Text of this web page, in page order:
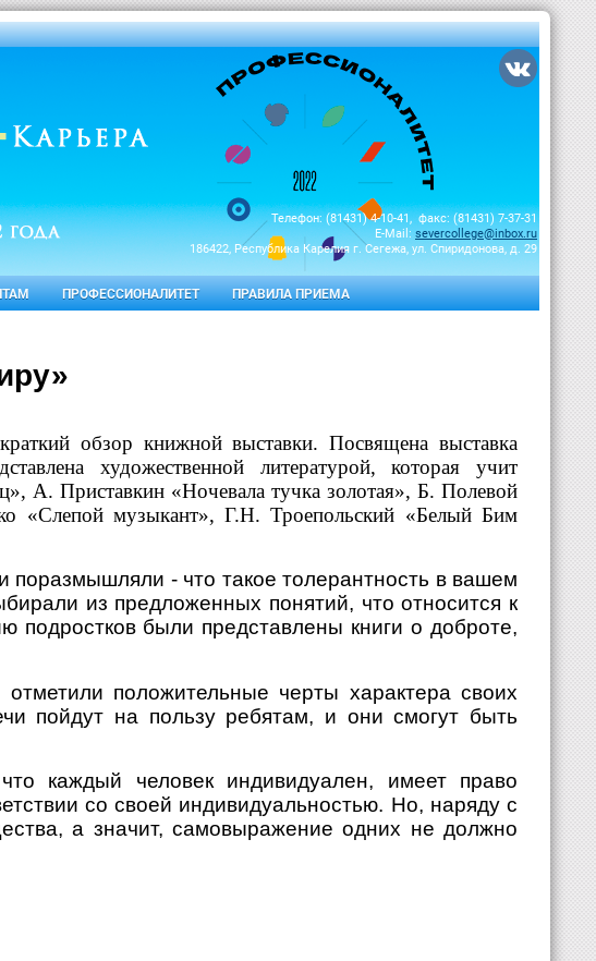
Телефон: (81431) 4-10-41, факс: (81431) 7-37-31
E-Mail: severcollege@inbox.ru
186422, Республика Карелия г. Сегежа, ул. Спиридонова, д. 29
ПРОФЕССИОНАЛИТЕТ ПРАВИЛА ПРИЕМА
обзор книжной выставки. Посвящена выставка
художественной литературой, которая учит
А. Приставкин «Ночевала тучка золотая», Б. Полевой
«Слепой музыкант», Г.Н. Троепольский «Белый Бим
поразмышляли - что такое толерантность в вашем
из предложенных понятий, что относится к
подростков были представлены книги о доброте,
положительные черты характера своих
пойдут на пользу ребятам, и они смогут быть
каждый человек индивидуален, имеет право
со своей индивидуальностью. Но, наряду с
а значит, самовыражение одних не должно